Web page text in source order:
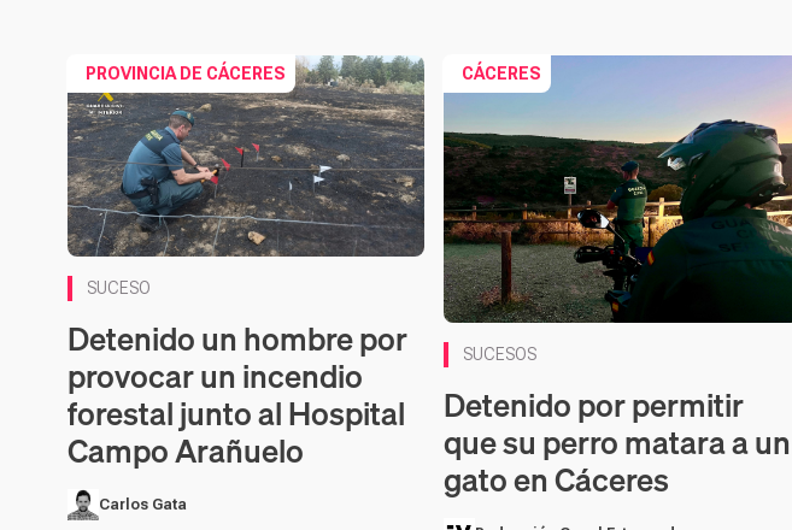
PROVINCIA DE CÁCERES
SUCESO
Detenido un hombre por
provocar un incendio
forestal junto al Hospital
Campo Arañuelo
Carlos Gata
CÁCERES
SUCESOS
Detenido por permitir
que su perro matara a un
gato en Cáceres